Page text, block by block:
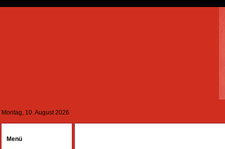
Montag, 10. August 2026
Menü